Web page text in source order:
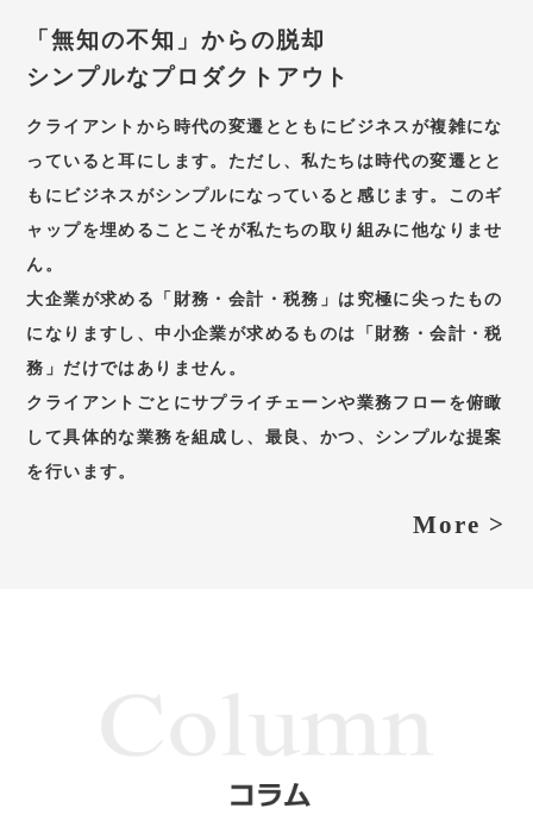
「無知の不知」からの脱却
シンプルなプロダクトアウト
クライアントから時代の変遷とともにビジネスが複雑にな
っていると耳にします。ただし、私たちは時代の変遷とと
もにビジネスがシンプルになっていると感じます。このギ
ャップを埋めることこそが私たちの取り組みに他なりませ
ん。
大企業が求める「財務・会計・税務」は究極に尖ったもの
になりますし、中小企業が求めるものは「財務・会計・税
務」だけではありません。
クライアントごとにサプライチェーンや業務フローを俯瞰
して具体的な業務を組成し、最良、かつ、シンプルな提案
を行います。
More >